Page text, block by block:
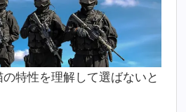
特性を理解して選ばないと